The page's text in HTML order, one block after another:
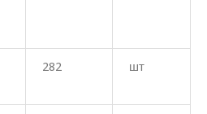
282 шт